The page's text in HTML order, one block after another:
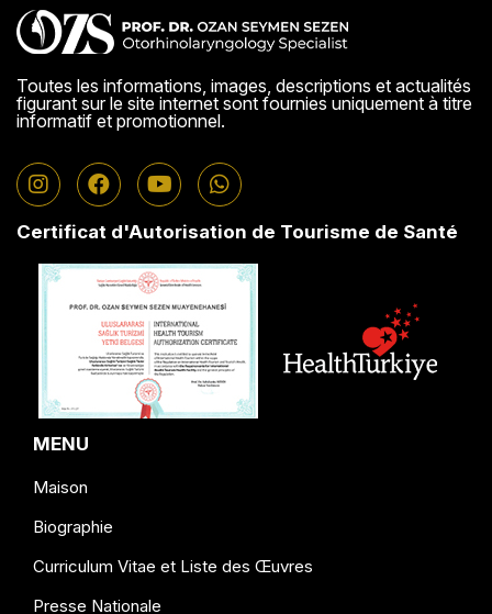
Toutes les informations, images, descriptions et actualités
figurant sur le site internet sont fournies uniquement à titre
informatif et promotionnel.
Certificat d'Autorisation de Tourisme de Santé
MENU
Maison
Biographie
Curriculum Vitae et Liste des Œuvres
Presse Nationale